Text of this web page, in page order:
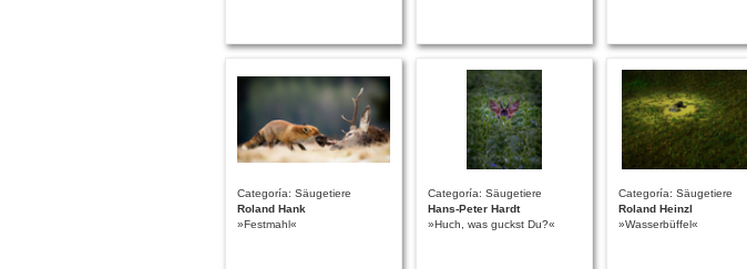
Categoría: Säugetiere
Roland Hank
»Festmahl«
Categoría: Säugetiere
Hans-Peter Hardt
»Huch, was guckst Du?«
Categoría: Säugetiere
Roland Heinzl
»Wasserbüffel«